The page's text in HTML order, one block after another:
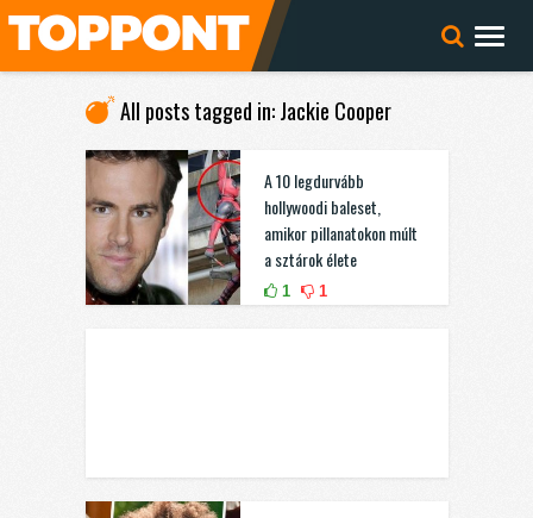
All posts tagged in: Jackie Cooper
A 10 legdurvább
hollywoodi baleset,
amikor pillanatokon múlt
a sztárok élete
1 1